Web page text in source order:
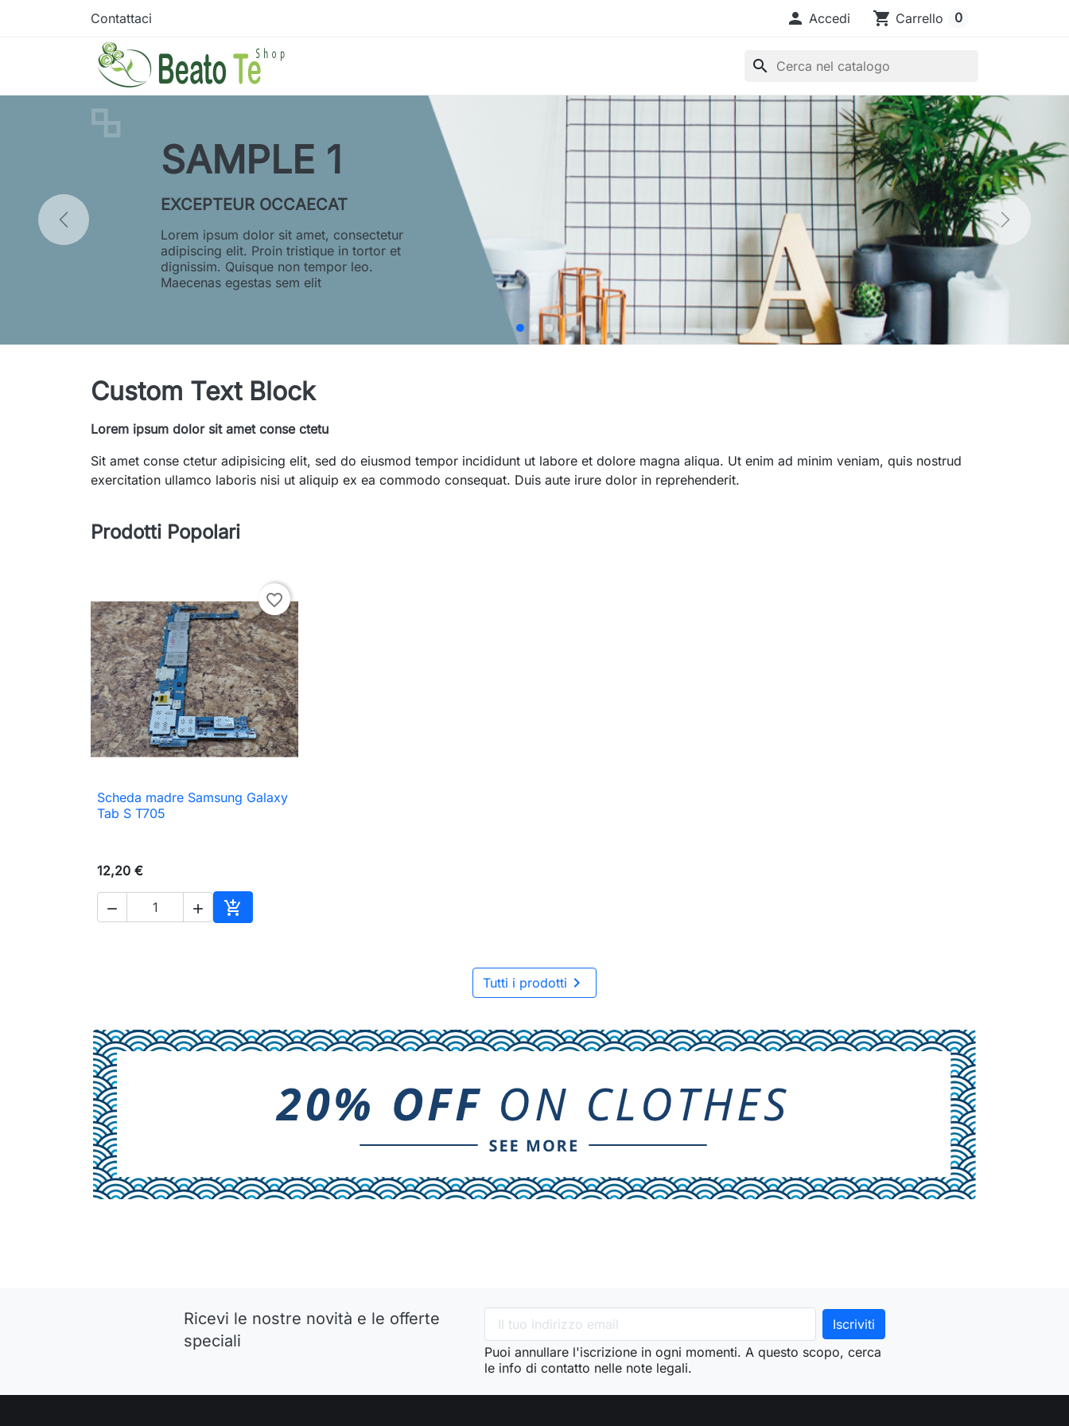
Contattaci  Accedi shopping_cart Carrello 0
search
SAMPLE 1
EXCEPTEUR OCCAECAT
Lorem ipsum dolor sit amet, consectetur
adipiscing elit. Proin tristique in tortor et
dignissim. Quisque non tempor leo.
Maecenas egestas sem elit
Custom Text Block
Lorem ipsum dolor sit amet conse ctetu
Sit amet conse ctetur adipisicing elit, sed do eiusmod tempor incididunt ut labore et dolore magna aliqua. Ut enim ad minim veniam, quis nostrud
exercitation ullamco laboris nisi ut aliquip ex ea commodo consequat. Duis aute irure dolor in reprehenderit.
Prodotti Popolari
favorite_border
 Anteprima
Scheda madre Samsung Galaxy
Tab S T705
12,20 €
  
Aggiungi al carrello
Tutti i prodotti 
Ricevi le nostre novità e le offerte
speciali
Puoi annullare l'iscrizione in ogni momenti. A questo scopo, cerca
le info di contatto nelle note legali.